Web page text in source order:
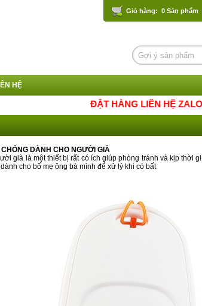
Giỏ hàng: 0 Sản phẩm
HỆ
ĐẶT HÀNG LIÊN HỆ ZALO
DÀNH CHO NGƯỜI GIÀ
già là một thiết bị rất có ích giúp phòng tránh và kịp thời
cho bố mẹ ông bà mình để xử lý khi có bất